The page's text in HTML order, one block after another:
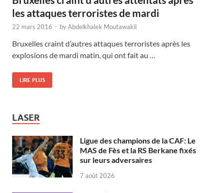
les attaques terroristes de mardi
22 mars 2016 - byAbdelkhalek Moutawakil
Bruxelles craint d’autres attaques terroristes après les
explosions de mardi matin, qui ont fait au …
LIRE PLUS
LASER
Ligue des champions de la CAF: Le
MAS de Fès et la RS Berkane fixés
sur leurs adversaires
7 août 2026